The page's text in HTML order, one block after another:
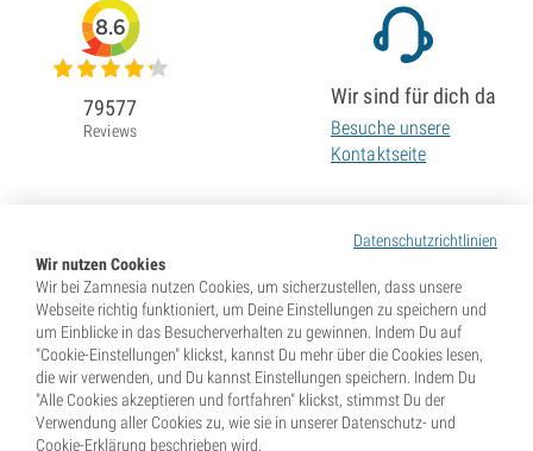
Datenschutzrichtlinien
Wir nutzen Cookies
Wir bei Zamnesia nutzen Cookies, um sicherzustellen, dass unsere
Webseite richtig funktioniert, um Deine Einstellungen zu speichern und
um Einblicke in das Besucherverhalten zu gewinnen. Indem Du auf
"Cookie-Einstellungen" klickst, kannst Du mehr über die Cookies lesen,
die wir verwenden, und Du kannst Einstellungen speichern. Indem Du
"Alle Cookies akzeptieren und fortfahren" klickst, stimmst Du der
Verwendung aller Cookies zu, wie sie in unserer Datenschutz- und
Cookie-Erklärung beschrieben wird.
8.6
79577
Reviews
Wir sind für dich da
Besuche unsere
Kontaktseite